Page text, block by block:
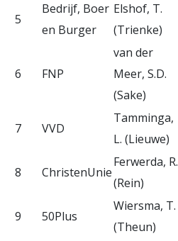
5
Bedrijf, Boer
en Burger
Elshof, T.
(Trienke)
6 FNP
van der
Meer, S.D.
(Sake)
7 VVD
Tamminga,
L. (Lieuwe)
8 ChristenUnie
Ferwerda, R.
(Rein)
9 50Plus
Wiersma, T.
(Theun)